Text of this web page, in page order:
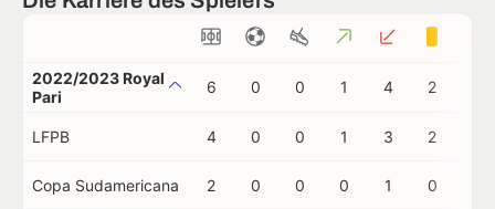
2022/2023 Royal
Pari
6 0 0 1 4 2
LFPB 4 0 0 1 3 2
Copa Sudamericana 2 0 0 0 1 0